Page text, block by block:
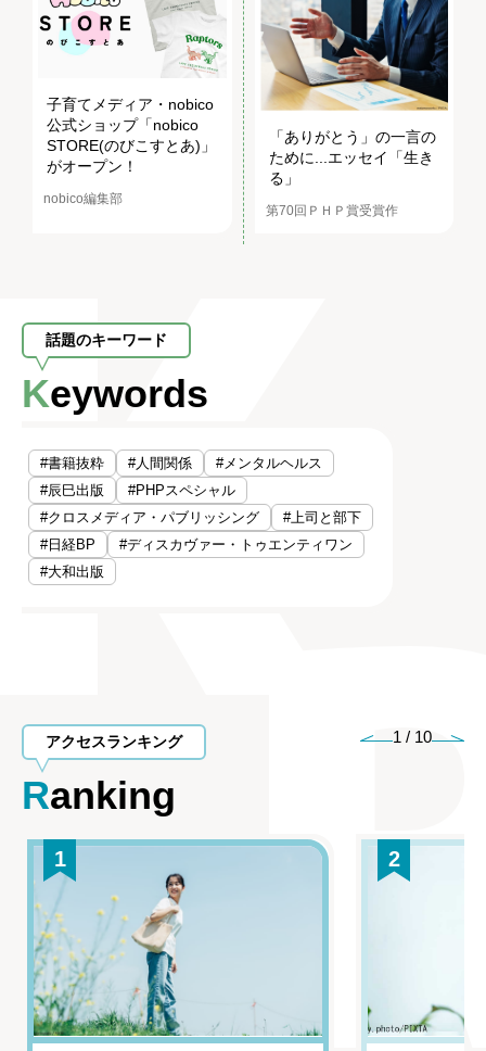
子育てメディア・nobico
公式ショップ「nobico
STORE(のびこすとあ)」
がオープン！
nobico編集部
「ありがとう」の一言の
ために...エッセイ「生き
る」
第70回ＰＨＰ賞受賞作
話題のキーワード
Keywords
#書籍抜粋 #人間関係
#メンタルヘルス
#辰巳出版
#PHPスペシャル
#クロスメディア・パブリッシング
#上司と部下
#日経BP
#ディスカヴァー・トゥエンティワン
#大和出版
アクセスランキング
Ranking
1 / 10
1 2